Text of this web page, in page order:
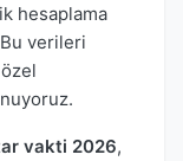
hesaplama
verileri
vakti 2026,